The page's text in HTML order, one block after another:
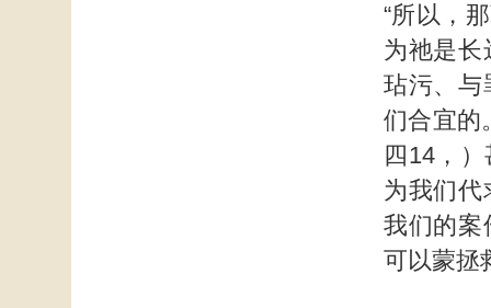
“所以，
为祂是长
玷污、与
们合宜的
四14，
为我们代
我们的案
可以蒙拯